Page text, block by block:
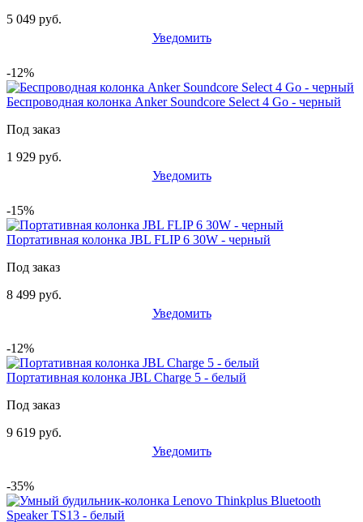
5 049 руб.
Уведомить
-12%
Беспроводная колонка Anker Soundcore Select 4 Go - черный
Под заказ
1 929 руб.
Уведомить
-15%
Портативная колонка JBL FLIP 6 30W - черный
Под заказ
8 499 руб.
Уведомить
-12%
Портативная колонка JBL Charge 5 - белый
Под заказ
9 619 руб.
Уведомить
-35%